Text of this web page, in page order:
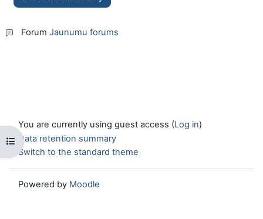
Open course index
Forum Jaunumu forums
You are currently using guest access (Log in)
Data retention summary
Switch to the standard theme
Powered by Moodle